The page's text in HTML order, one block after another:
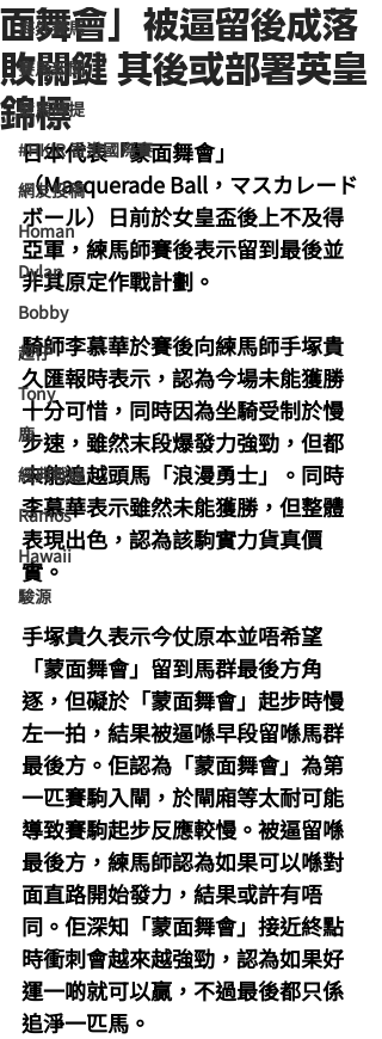
海外賽馬
賽馬新聞
競馬磚提
#HKIR 香港國際賽
網友投稿
Homan
Dylan
Bobby
超仔
Tony
鹿
經典戰線
Ramos
Hawaii
駿源
面舞會」被逼留後成落
敗關鍵 其後或部署英皇
錦標
日本代表「蒙面舞會」
（Masquerade Ball，マスカレード
ボール）日前於女皇盃後上不及得
亞軍，練馬師賽後表示留到最後並
非其原定作戰計劃。
騎師李慕華於賽後向練馬師手塚貴
久匯報時表示，認為今場未能獲勝
十分可惜，同時因為坐騎受制於慢
步速，雖然末段爆發力強勁，但都
未能追越頭馬「浪漫勇士」。同時
李慕華表示雖然未能獲勝，但整體
表現出色，認為該駒實力貨真價
實。
手塚貴久表示今仗原本並唔希望
「蒙面舞會」留到馬群最後方角
逐，但礙於「蒙面舞會」起步時慢
左一拍，結果被逼喺早段留喺馬群
最後方。佢認為「蒙面舞會」為第
一匹賽駒入閘，於閘廂等太耐可能
導致賽駒起步反應較慢。被逼留喺
最後方，練馬師認為如果可以喺對
面直路開始發力，結果或許有唔
同。佢深知「蒙面舞會」接近終點
時衝刺會越來越強勁，認為如果好
運一啲就可以贏，不過最後都只係
追淨一匹馬。